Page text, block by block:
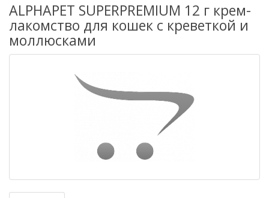
ALPHAPET SUPERPREMIUM 12 г крем-
лакомство для кошек с креветкой и
моллюсками